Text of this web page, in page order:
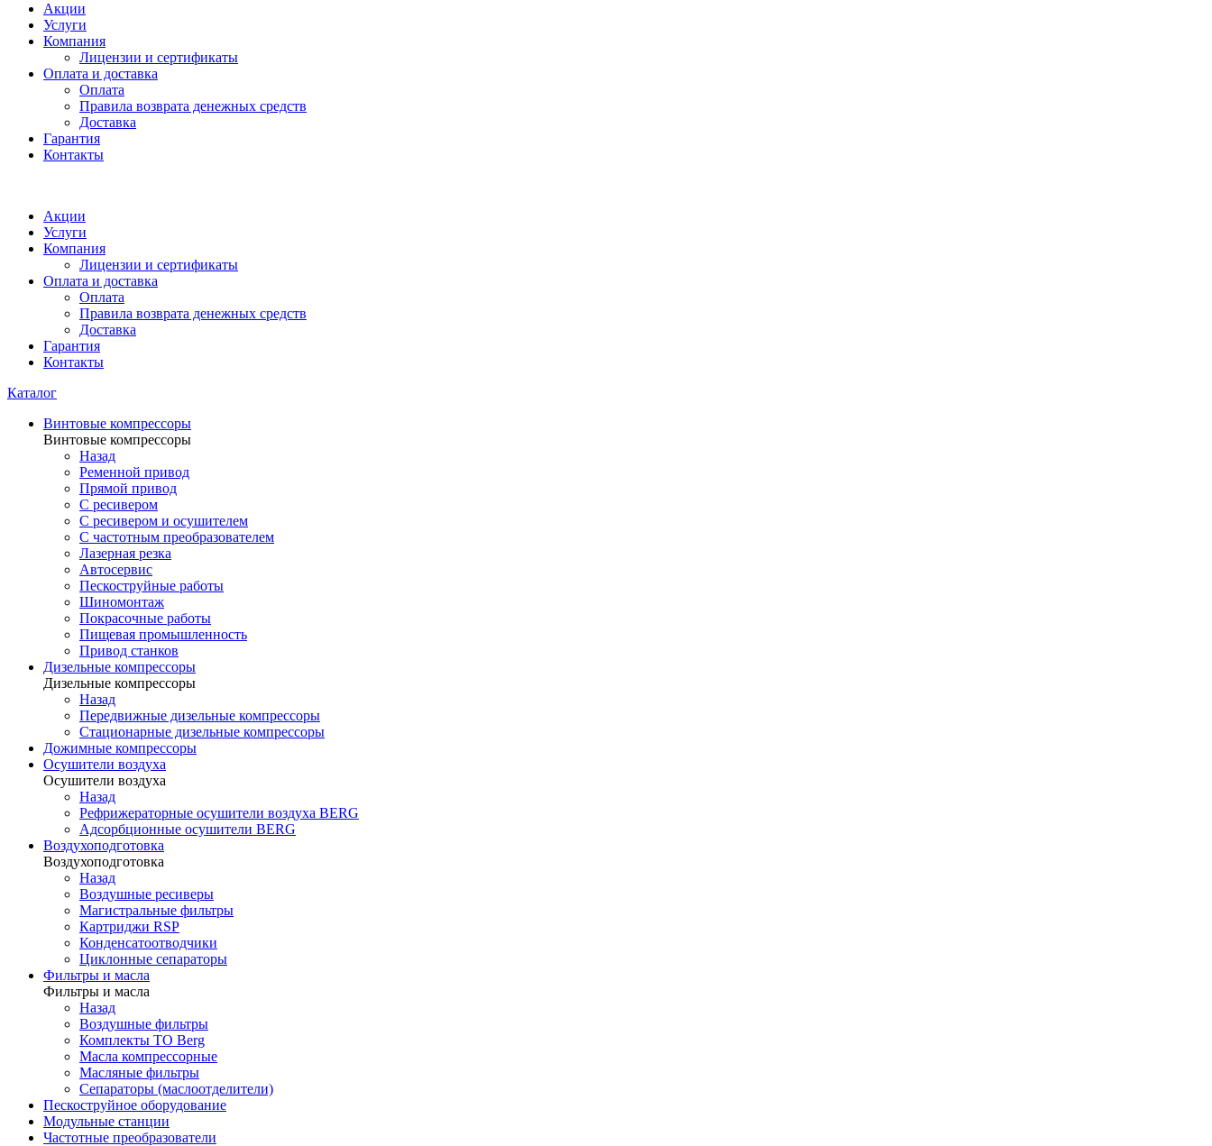
Акции
Услуги
Компания
Лицензии и сертификаты
Оплата и доставка
Оплата
Правила возврата денежных средств
Доставка
Гарантия
Контакты
Акции
Услуги
Компания
Лицензии и сертификаты
Оплата и доставка
Оплата
Правила возврата денежных средств
Доставка
Гарантия
Контакты
Каталог
Винтовые компрессоры
Винтовые компрессоры
Назад
Ременной привод
Прямой привод
С ресивером
С ресивером и осушителем
С частотным преобразователем
Лазерная резка
Автосервис
Пескоструйные работы
Шиномонтаж
Покрасочные работы
Пищевая промышленность
Привод станков
Дизельные компрессоры
Дизельные компрессоры
Назад
Передвижные дизельные компрессоры
Стационарные дизельные компрессоры
Дожимные компрессоры
Осушители воздуха
Осушители воздуха
Назад
Рефрижераторные осушители воздуха BERG
Адсорбционные осушители BERG
Воздухоподготовка
Воздухоподготовка
Назад
Воздушные ресиверы
Магистральные фильтры
Картриджи RSP
Конденсатоотводчики
Циклонные сепараторы
Фильтры и масла
Фильтры и масла
Назад
Воздушные фильтры
Комплекты ТО Berg
Масла компрессорные
Масляные фильтры
Сепараторы (маслоотделители)
Пескоструйное оборудование
Модульные станции
Частотные преобразователи